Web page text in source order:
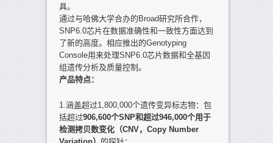
具。
通过与哈佛大学合办的Broad研究所合作，
SNP6.0芯片在数据准确性和一致性方面达到
了新的高度。相应推出的Genotyping
Console用来处理SNP6.0芯片数据和全基因
组遗传分析及质量控制。
产品特点：
1.涵盖超过1,800,000个遗传变异标志物：包
括超过906,600个SNP和超过946,000个用于
检测拷贝数变化（CNV，Copy Number